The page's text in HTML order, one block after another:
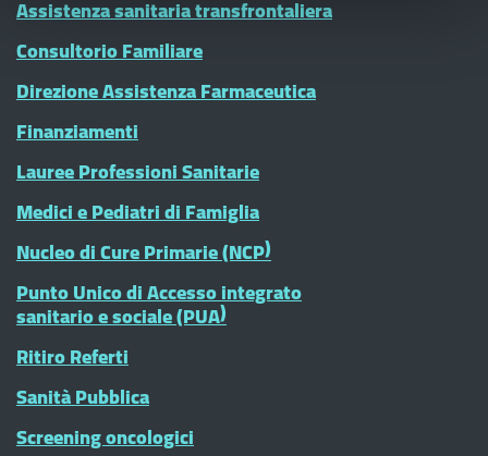
Assistenza sanitaria transfrontaliera
Consultorio Familiare
Direzione Assistenza Farmaceutica
Finanziamenti
Lauree Professioni Sanitarie
Medici e Pediatri di Famiglia
Nucleo di Cure Primarie (NCP)
Punto Unico di Accesso integrato
sanitario e sociale (PUA)
Ritiro Referti
Sanità Pubblica
Screening oncologici